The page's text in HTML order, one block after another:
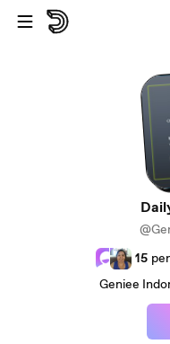
Lewatkan ke konten
15
Geniee